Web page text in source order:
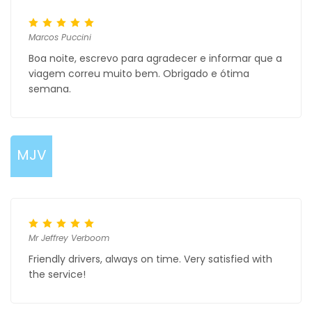
Marcos Puccini
Boa noite, escrevo para agradecer e informar que a
viagem correu muito bem. Obrigado e ótima
semana.
MJV
Mr Jeffrey Verboom
Friendly drivers, always on time. Very satisfied with
the service!